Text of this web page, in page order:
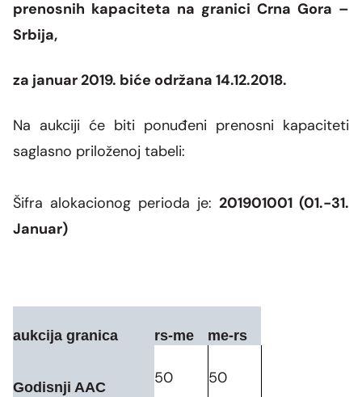
Grupa za rad SMM bloka
Priključenje na prenosnu mrežu
Naše kompanije
Organizaciona šema
Međunarodni propisi
Podzakonski akti
Interna akta CGES-a
Slobodan pristup informacijama
Razvoj sistema
prenosnih kapaciteta na granici Crna Gora –
Srbija,
za januar 2019. biće održana 14.12.2018.
Na aukciji će biti ponuđeni prenosni kapaciteti
saglasno priloženoj tabeli:
Šifra alokacionog perioda je: 201901001 (01.-31.
Januar)
aukcija granica rs-me me-rs
Godisnji AAC 50 50